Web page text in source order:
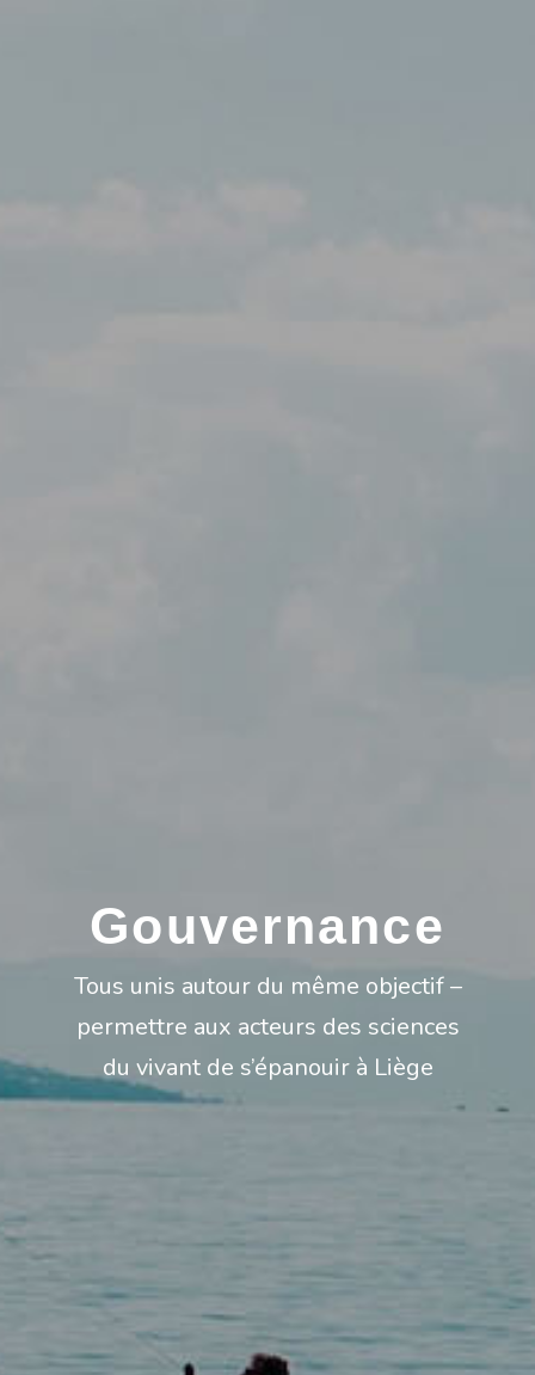
Gouvernance
Tous unis autour du même objectif –
permettre aux acteurs des sciences
du vivant de s’épanouir à Liège